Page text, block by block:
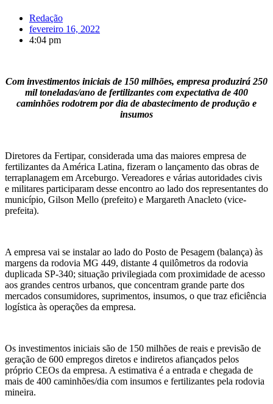
Redação
fevereiro 16, 2022
4:04 pm
Com investimentos iniciais de 150 milhões, empresa produzirá 250
mil toneladas/ano de fertilizantes com expectativa de 400
caminhões rodotrem por dia de abastecimento de produção e
insumos
Diretores da Fertipar, considerada uma das maiores empresa de
fertilizantes da América Latina, fizeram o lançamento das obras de
terraplanagem em Arceburgo. Vereadores e várias autoridades civis
e militares participaram desse encontro ao lado dos representantes do
município, Gilson Mello (prefeito) e Margareth Anacleto (vice-
prefeita).
A empresa vai se instalar ao lado do Posto de Pesagem (balança) às
margens da rodovia MG 449, distante 4 quilômetros da rodovia
duplicada SP-340; situação privilegiada com proximidade de acesso
aos grandes centros urbanos, que concentram grande parte dos
mercados consumidores, suprimentos, insumos, o que traz eficiência
logística às operações da empresa.
Os investimentos iniciais são de 150 milhões de reais e previsão de
geração de 600 empregos diretos e indiretos afiançados pelos
próprio CEOs da empresa. A estimativa é a entrada e chegada de
mais de 400 caminhões/dia com insumos e fertilizantes pela rodovia
mineira.